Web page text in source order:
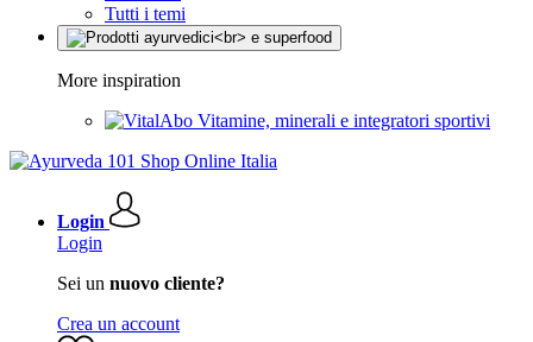
Tutti i temi
More inspiration
Vitamine, minerali e integratori sportivi
Login
Login
Sei un nuovo cliente?
Crea un account